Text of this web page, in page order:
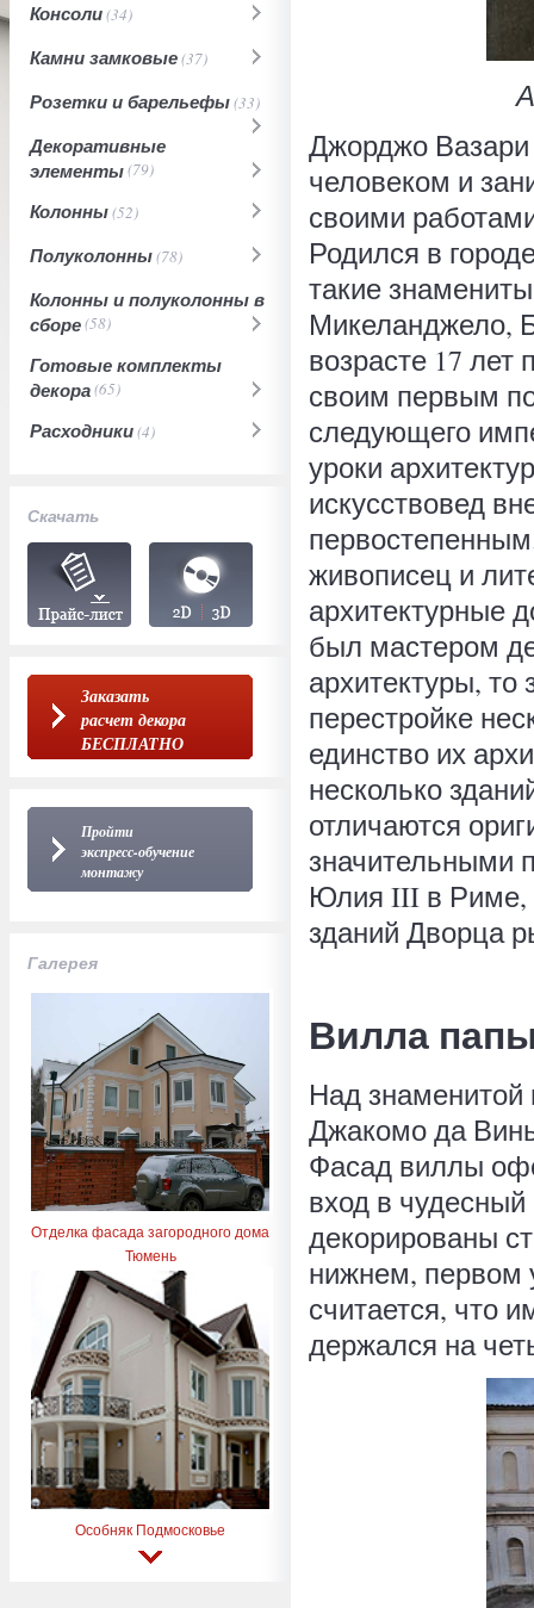
Консоли(34)
Камни замковые(37)
Розетки и барельефы(33)
Декоративные
элементы(79)
Колонны(52)
Полуколонны(78)
Колонны и полуколонны в
сборе(58)
Готовые комплекты
декора(65)
Расходники(4)
Скачать
Заказать
расчет декора
БЕСПЛАТНО
Пройти
экспресс-обучение
монтажу
Галерея
Отделка фасада загородного дома
Тюмень
Особняк Подмосковье
Джорджо Вазари
человеком и
своими
Родился в
такие
Микеланджело,
возрасте 17 лет
своим первым
следующего
уроки
искусствовед
живописец и
архитектурные
был мастером
архитектуры, то
перестройке
единство их
несколько
отличаются
значительными
Юлия III в Риме,
зданий Дворца
Вилла
Над
Джакомо да
Фасад виллы
вход в
декорированы
нижнем, первом
считается, что
держался на